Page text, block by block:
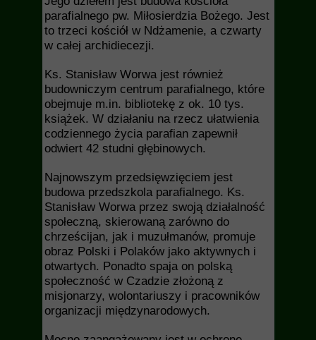
parafialnego pw. Miłosierdzia Bożego. Jest
to trzeci kościół w Ndżamenie, a czwarty
w całej archidiecezji.
Ks. Stanisław Worwa jest również
budowniczym centrum parafialnego, które
obejmuje m.in. bibliotekę z ok. 10 tys.
książek. W działaniu na rzecz ułatwienia
codziennego życia parafian zapewnił
odwiert 42 studni głębinowych.
Najnowszym przedsięwzięciem jest
budowa przedszkola parafialnego. Ks.
Stanisław Worwa przez swoją działalność
społeczną, skierowaną zarówno do
chrześcijan, jak i muzułmanów, promuje
obraz Polski i Polaków jako aktywnych i
otwartych. Ponadto spaja on polską
społeczność w Czadzie złożoną z
misjonarzy, wolontariuszy i pracowników
organizacji międzynarodowych.